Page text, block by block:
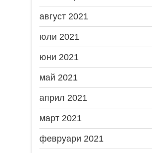
август 2021
юли 2021
юни 2021
май 2021
април 2021
март 2021
февруари 2021